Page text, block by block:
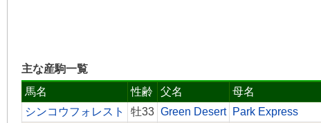
主な産駒一覧
馬名
性齢 父名 母名
シンコウフォレスト
牡33 Green Desert Park Express